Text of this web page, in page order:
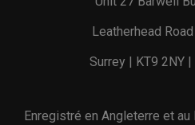
Leatherhead
Surrey | KT9 2NY
Enregistré en Angleterre et